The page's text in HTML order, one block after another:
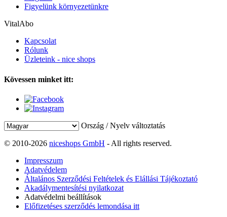
Figyelünk környezetünkre
VitalAbo
Kapcsolat
Rólunk
Üzleteink - nice shops
Kövessen minket itt:
Ország / Nyelv változtatás
© 2010-2026 niceshops GmbH - All rights reserved.
Impresszum
Adatvédelem
Általános Szerződési Feltételek és Elállási Tájékoztató
Akadálymentesítési nyilatkozat
Adatvédelmi beállítások
Előfizetéses szerződés lemondása itt